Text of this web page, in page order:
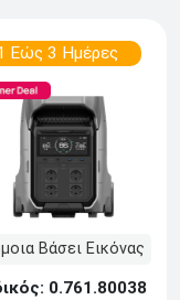
Εώς 3 Ημέρες
Βάσει Εικόνας
0.761.80038